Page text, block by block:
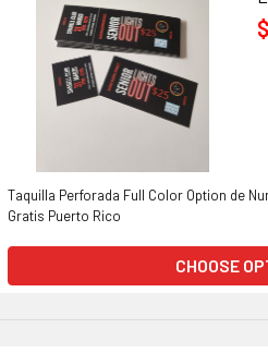
Taquilla Perforada Full Color Option de
Gratis Puerto Rico
CHOOSE